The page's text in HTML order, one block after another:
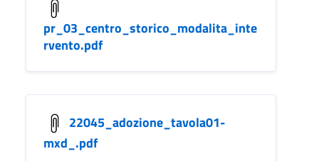
pr_03_centro_storico_modalita_inte
rvento.pdf
22045_adozione_tavola01-
mxd_.pdf